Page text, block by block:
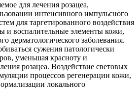
для лечения розацеа,
интенсивного импульсного
для таргетированного воздействия
и воспалительные элементы кожи,
дерматологического заболевания.
сужения патологически
уменьшая красноту и
розацеа. Воздействие световых
процессов регенерации кожи,
локального